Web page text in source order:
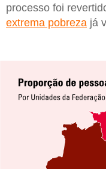
processo foi
extrema pobreza já